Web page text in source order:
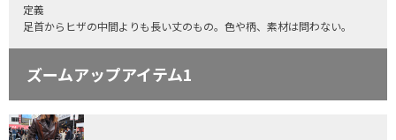
定義
足首からヒザの中間よりも長い丈のもの。色や柄、素材は問わない。
ズームアップアイテム1